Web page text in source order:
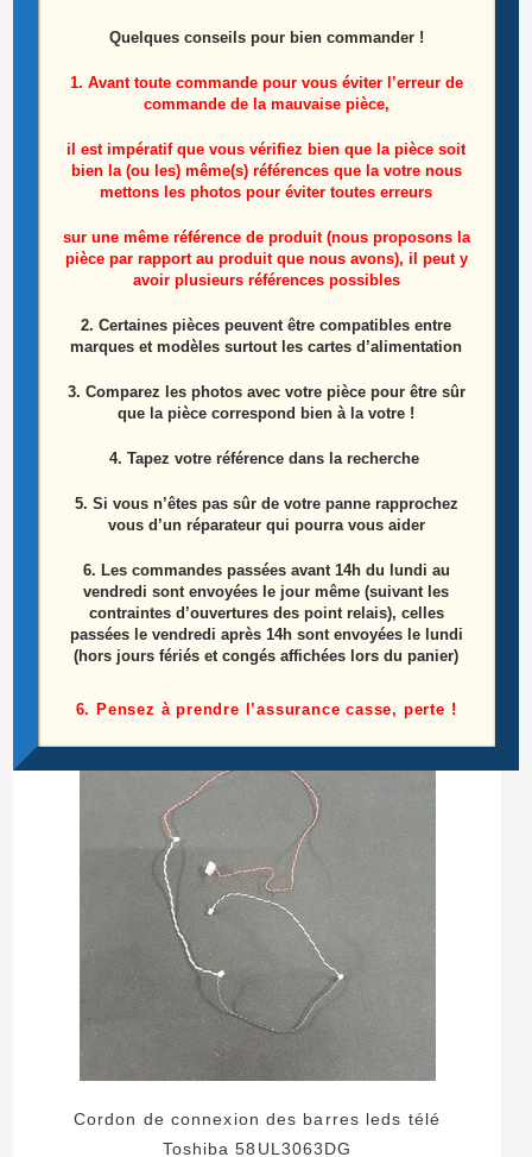
référence: 17WFM21
10,00€
Module bouton Power télé Toshiba 58UL3063DG
référence: 17TK158
10,00€
Cordon de connexion des barres leds télé
Toshiba 58UL3063DG
Quelques conseils pour bien commander !
1. Avant toute commande pour vous éviter l’erreur de
commande de la mauvaise pièce,
il est impératif que vous vérifiez bien que la pièce soit
bien la (ou les) même(s) références que la votre nous
mettons les photos pour éviter toutes erreurs
sur une même référence de produit (nous proposons la
pièce par rapport au produit que nous avons), il peut y
avoir plusieurs références possibles
2. Certaines pièces peuvent être compatibles entre
marques et modèles surtout les cartes d’alimentation
3. Comparez les photos avec votre pièce pour être sûr
que la pièce correspond bien à la votre !
4. Tapez votre référence dans la recherche
5. Si vous n’êtes pas sûr de votre panne rapprochez
vous d’un réparateur qui pourra vous aider
6. Les commandes passées avant 14h du lundi au
vendredi sont envoyées le jour même (suivant les
contraintes d’ouvertures des point relais), celles
passées le vendredi après 14h sont envoyées le lundi
(hors jours fériés et congés affichées lors du panier)
6. Pensez à prendre l’assurance casse, perte !